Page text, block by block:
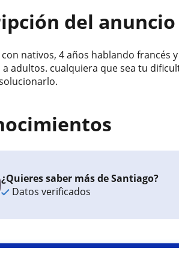
del anuncio
nativos, 4 años hablando francés
adultos. cualquiera que sea tu
¿Quieres saber más de Santiago?
Datos verificados